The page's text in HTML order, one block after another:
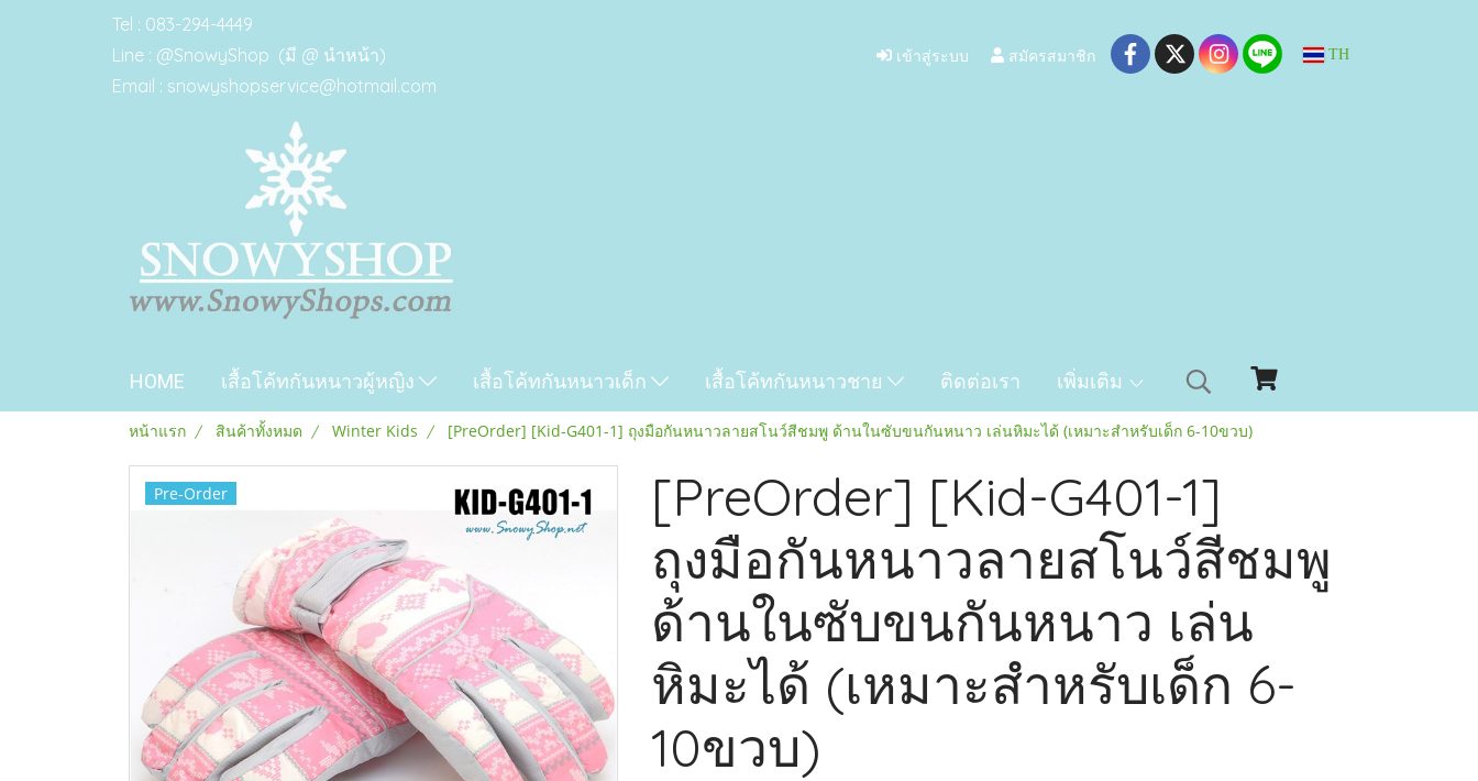
Tel : 083-294-4449
Line : @SnowyShop (มี @ นำหน้า)
Email : snowyshopservice@hotmail.com
เข้าสู่ระบบ สมัครสมาชิก TH
HOME เสื้อโค้ทกันหนาวผู้หญิง เสื้อโค้ทกันหนาวเด็ก เสื้อโค้ทกันหนาวชาย ติดต่อเรา เพิ่มเติม
หน้าแรก สินค้าทั้งหมด Winter Kids [PreOrder] [Kid-G401-1] ถุงมือกันหนาวลายสโนว์สีชมพู ด้านในซับขนกันหนาว เล่นหิมะได้ (เหมาะสำหรับเด็ก 6-10ขวบ)
Pre-Order
[PreOrder] [Kid-G401-1]
ถุงมือกันหนาวลายสโนว์สีชมพู
ด้านในซับขนกันหนาว เล่น
หิมะได้ (เหมาะสำหรับเด็ก 6-
10ขวบ)